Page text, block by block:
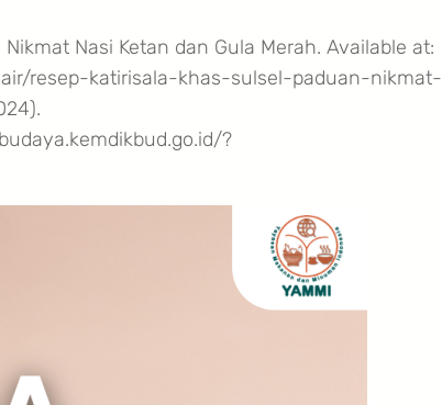
Nasi Ketan dan Gula Merah. Available at:
resep-katirisala-khas-sulsel-paduan-nikmat-
?